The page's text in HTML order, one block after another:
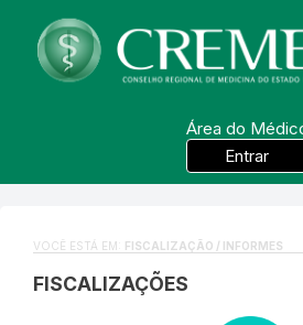
Área do
Entrar
VOCÊ ESTÁ EM: FISCALIZAÇÃO / INFORMES
FISCALIZAÇÕES